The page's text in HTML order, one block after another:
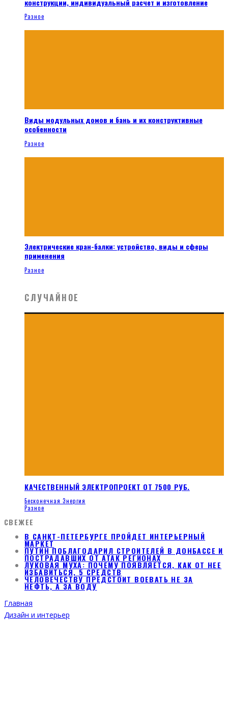
конструкции, индивидуальный расчет и изготовление
Разное
Виды модульных домов и бань и их конструктивные
особенности
Разное
Электрические кран-балки: устройство, виды и сферы
применения
Разное
СЛУЧАЙНОЕ
КАЧЕСТВЕННЫЙ ЭЛЕКТРОПРОЕКТ ОТ 7500 РУБ.
Бесконечная Энергия
Разное
СВЕЖЕЕ
В САНКТ-ПЕТЕРБУРГЕ ПРОЙДЕТ ИНТЕРЬЕРНЫЙ
МАРКЕТ
ПУТИН ПОБЛАГОДАРИЛ СТРОИТЕЛЕЙ В ДОНБАССЕ И
ПОСТРАДАВШИХ ОТ АТАК РЕГИОНАХ
ЛУКОВАЯ МУХА: ПОЧЕМУ ПОЯВЛЯЕТСЯ, КАК ОТ НЕЕ
ИЗБАВИТЬСЯ, 5 СРЕДСТВ
ЧЕЛОВЕЧЕСТВУ ПРЕДСТОИТ ВОЕВАТЬ НЕ ЗА
НЕФТЬ, А ЗА ВОДУ
Главная
Дизайн и интерьер